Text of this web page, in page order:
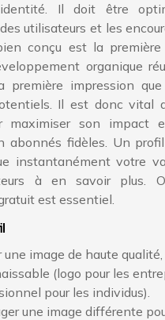
Il doit être
utilisateurs et les
conçu est la première
organique
première impression
Il est donc vital
maximiser son impact
abonnés fidèles. Un
instantanément votre
à en savoir plus.
est essentiel.
une image de haute
(logo pour les
pour les individus).
une image différente